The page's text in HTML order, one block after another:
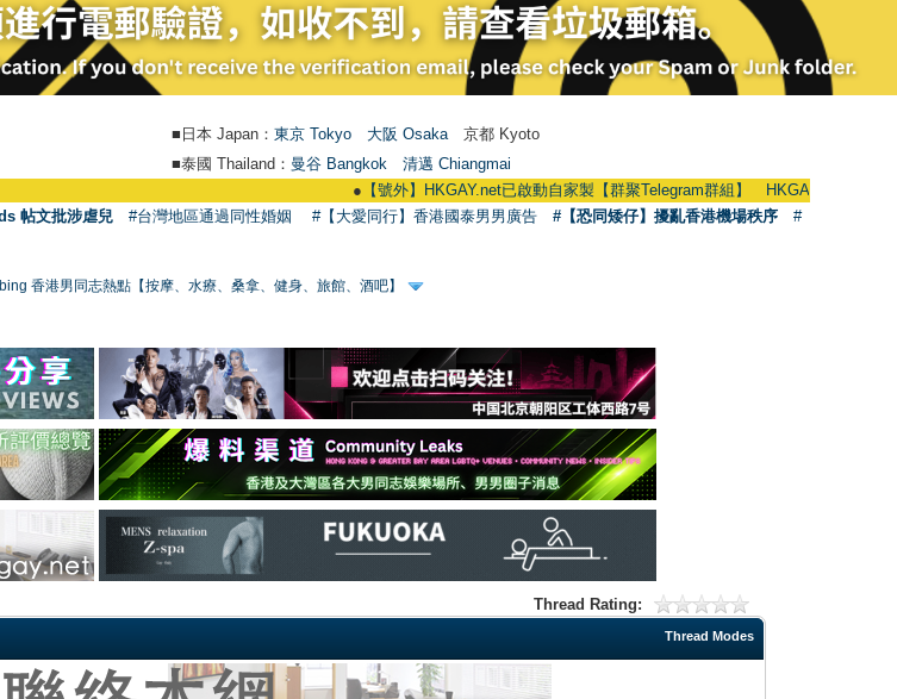
■日本 Japan： 東京 Tokyo 大阪 Osaka 京都 Kyoto
■泰國 Thailand： 曼谷 Bangkok
清邁 Chiangmai
【號外】HKGAY.net已啟動自家製【群聚Telegram群組】 HKGAY.net has already
帖文批涉虐兒 #台灣地區通過同性婚姻 #【大愛同行】香港國泰男男廣告 #【恐同矮仔】擾亂香港機場秩序
#
香港男同志熱點【按摩、水療、桑拿、健身、旅館、酒吧】
Thread Rating:
Thread Modes